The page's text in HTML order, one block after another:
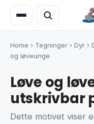
Home › Tegninger › Dyr ›
og løveunge
Løve og
utskrivbar
Dette motivet viser